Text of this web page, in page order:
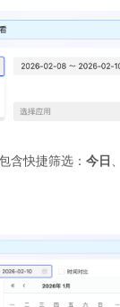
含快捷筛选： 今日